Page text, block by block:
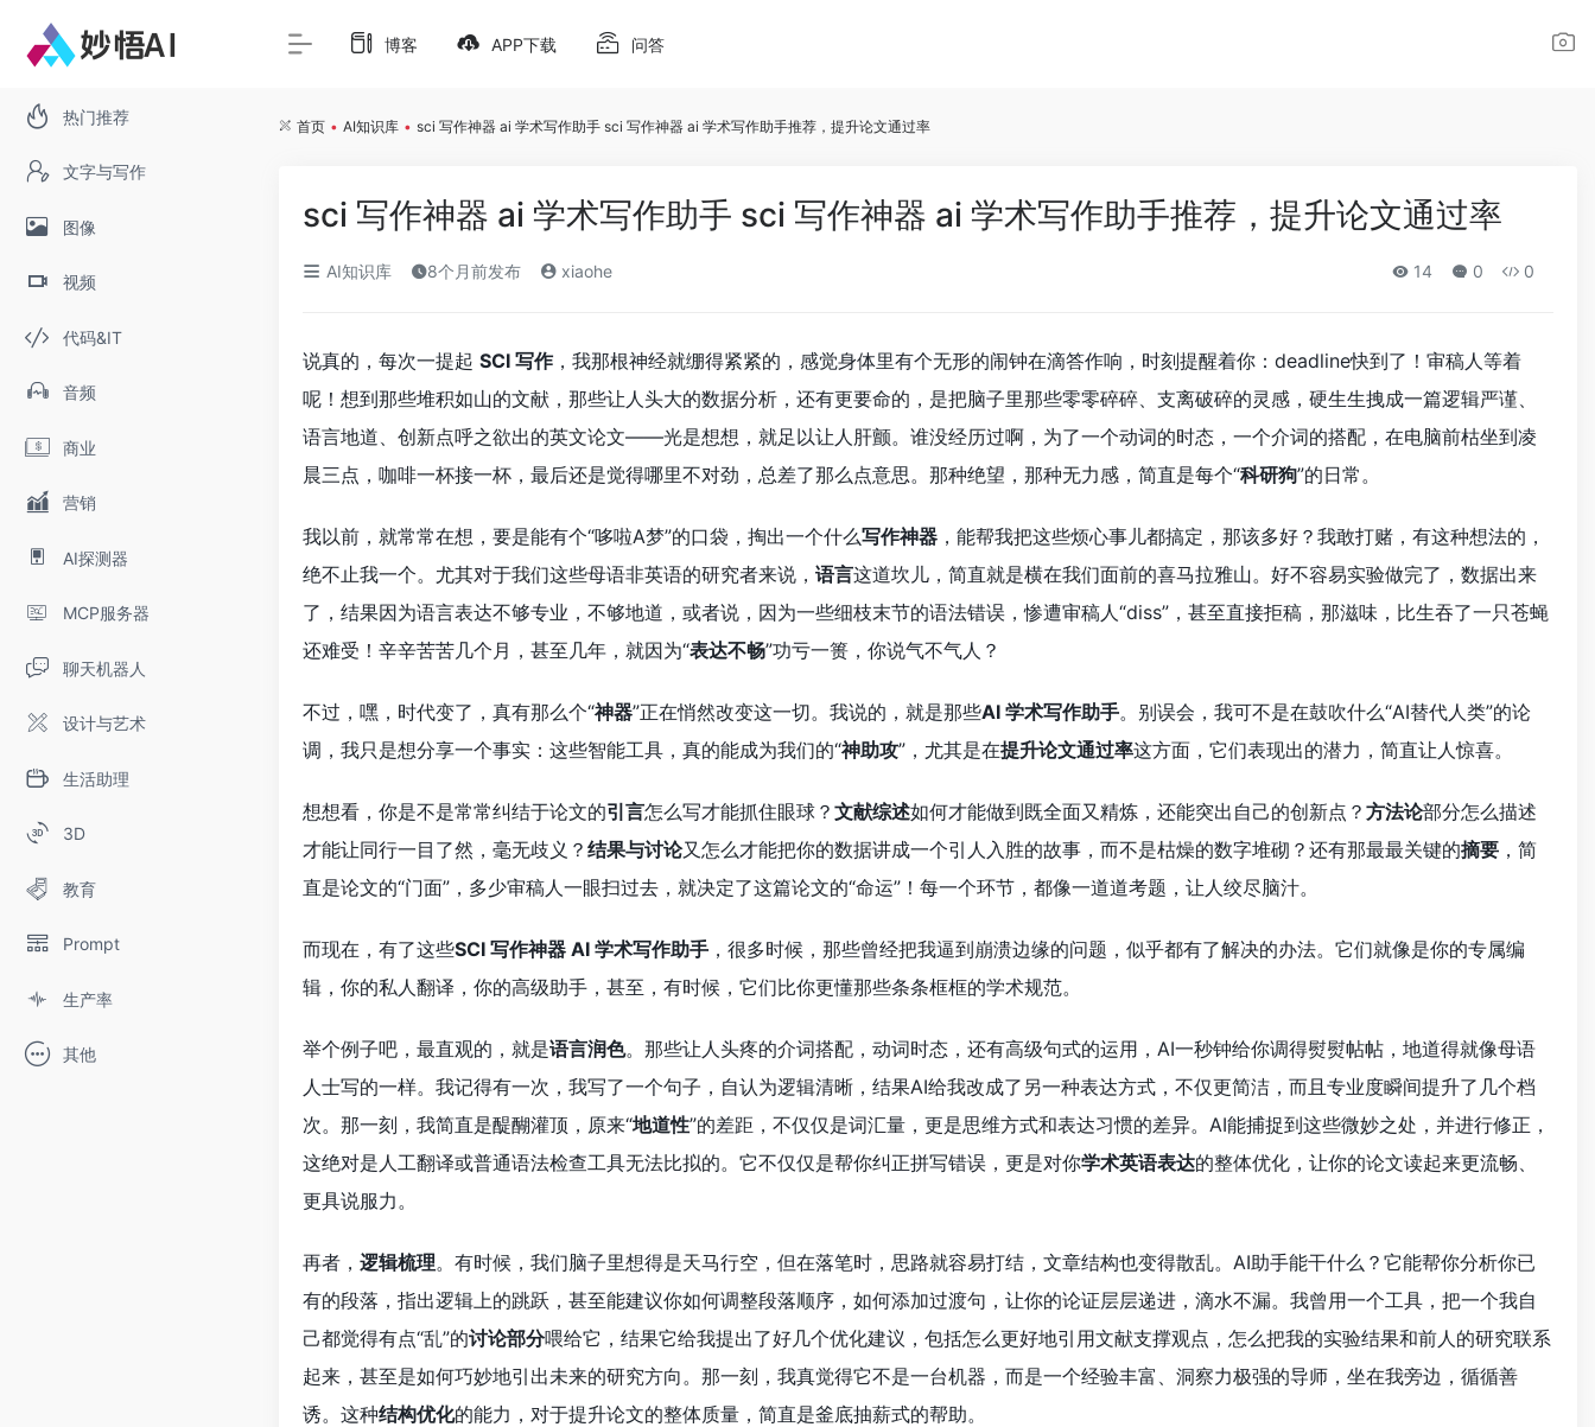
热门推荐
文字与写作
图像
视频
代码&IT
音频
商业
营销
AI探测器
MCP服务器
聊天机器人
设计与艺术
生活助理
3D
教育
Prompt
生产率
其他
博客 APP下载 问答
首页 • AI知识库 • sci 写作神器 ai 学术写作助手 sci 写作神器 ai 学术写作助手推荐，提升论文通过率
sci 写作神器 ai 学术写作助手 sci 写作神器 ai 学术写作助手推荐，提升论文通过率
AI知识库 8个月前发布 xiaohe 14 0 0
说真的，每次一提起 SCI 写作，我那根神经就绷得紧紧的，感觉身体里有个无形的闹钟在滴答作响，时刻提醒着你：deadline快到了！审稿人等着
呢！想到那些堆积如山的文献，那些让人头大的数据分析，还有更要命的，是把脑子里那些零零碎碎、支离破碎的灵感，硬生生拽成一篇逻辑严谨、
语言地道、创新点呼之欲出的英文论文——光是想想，就足以让人肝颤。谁没经历过啊，为了一个动词的时态，一个介词的搭配，在电脑前枯坐到凌
晨三点，咖啡一杯接一杯，最后还是觉得哪里不对劲，总差了那么点意思。那种绝望，那种无力感，简直是每个“科研狗”的日常。
我以前，就常常在想，要是能有个“哆啦A梦”的口袋，掏出一个什么写作神器 ，能帮我把这些烦心事儿都搞定，那该多好？我敢打赌，有这种想法的，
绝不止我一个。尤其对于我们这些母语非英语的研究者来说， 语言这道坎儿，简直就是横在我们面前的喜马拉雅山。好不容易实验做完了，数据出来
了，结果因为语言表达不够专业，不够地道，或者说，因为一些细枝末节的语法错误，惨遭审稿人“diss”，甚至直接拒稿，那滋味，比生吞了一只苍蝇
还难受！辛辛苦苦几个月，甚至几年，就因为“表达不畅”功亏一篑，你说气不气人？
不过，嘿，时代变了，真有那么个“神器”正在悄然改变这一切。我说的，就是那些AI 学术写作助手。别误会，我可不是在鼓吹什么“AI替代人类”的论
调，我只是想分享一个事实：这些智能工具，真的能成为我们的“神助攻”，尤其是在提升论文通过率这方面，它们表现出的潜力，简直让人惊喜。
想想看，你是不是常常纠结于论文的引言怎么写才能抓住眼球？ 文献综述如何才能做到既全面又精炼，还能突出自己的创新点？ 方法论部分怎么描述
才能让同行一目了然，毫无歧义？ 结果与讨论又怎么才能把你的数据讲成一个引人入胜的故事，而不是枯燥的数字堆砌？还有那最最关键的摘要 ，简
直是论文的“门面”，多少审稿人一眼扫过去，就决定了这篇论文的“命运”！每一个环节，都像一道道考题，让人绞尽脑汁。
而现在，有了这些SCI 写作神器 AI 学术写作助手 ，很多时候，那些曾经把我逼到崩溃边缘的问题，似乎都有了解决的办法。它们就像是你的专属编
辑，你的私人翻译，你的高级助手，甚至，有时候，它们比你更懂那些条条框框的学术规范。
举个例子吧，最直观的，就是语言润色。那些让人头疼的介词搭配，动词时态，还有高级句式的运用，AI一秒钟给你调得熨熨帖帖，地道得就像母语
人士写的一样。我记得有一次，我写了一个句子，自认为逻辑清晰，结果AI给我改成了另一种表达方式，不仅更简洁，而且专业度瞬间提升了几个档
次。那一刻，我简直是醍醐灌顶，原来“地道性”的差距，不仅仅是词汇量，更是思维方式和表达习惯的差异。AI能捕捉到这些微妙之处，并进行修正，
这绝对是人工翻译或普通语法检查工具无法比拟的。它不仅仅是帮你纠正拼写错误，更是对你学术英语表达的整体优化，让你的论文读起来更流畅、
更具说服力。
再者， 逻辑梳理。有时候，我们脑子里想得是天马行空，但在落笔时，思路就容易打结，文章结构也变得散乱。AI助手能干什么？它能帮你分析你已
有的段落，指出逻辑上的跳跃，甚至能建议你如何调整段落顺序，如何添加过渡句，让你的论证层层递进，滴水不漏。我曾用一个工具，把一个我自
己都觉得有点“乱”的讨论部分喂给它，结果它给我提出了好几个优化建议，包括怎么更好地引用文献支撑观点，怎么把我的实验结果和前人的研究联系
起来，甚至是如何巧妙地引出未来的研究方向。那一刻，我真觉得它不是一台机器，而是一个经验丰富、洞察力极强的导师，坐在我旁边，循循善
诱。这种结构优化的能力，对于提升论文的整体质量，简直是釜底抽薪式的帮助。